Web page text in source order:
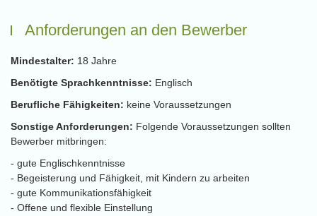
Anforderungen an den Bewerber
Mindestalter: 18 Jahre
Benötigte Sprachkenntnisse: Englisch
Berufliche Fähigkeiten: keine Voraussetzungen
Sonstige Anforderungen: Folgende Voraussetzungen sollten
Bewerber mitbringen:
- gute Englischkenntnisse
- Begeisterung und Fähigkeit, mit Kindern zu arbeiten
- gute Kommunikationsfähigkeit
- Offene und flexible Einstellung